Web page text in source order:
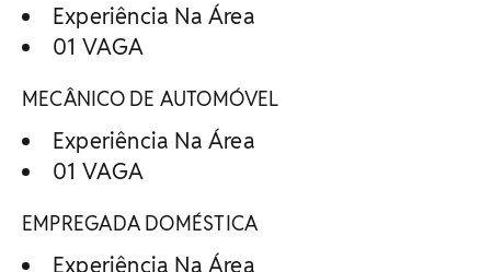
Experiência Na Área
01 VAGA
MECÂNICO DE AUTOMÓVEL
Experiência Na Área
01 VAGA
EMPREGADA DOMÉSTICA
Experiência Na Área